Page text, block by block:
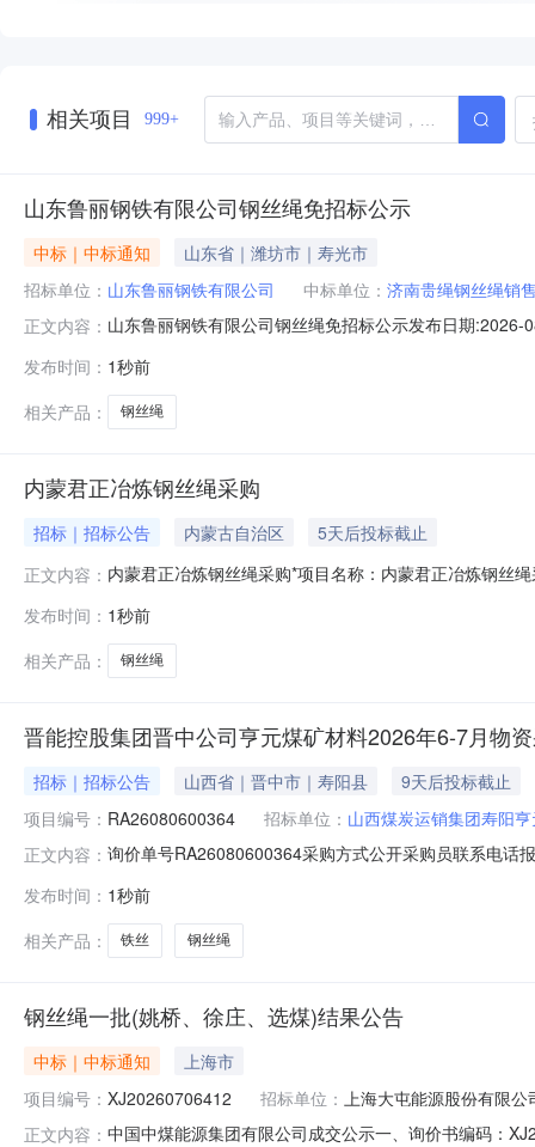
相关项目 999+
山东鲁丽钢铁有限公司钢丝绳免招标公示
中标｜中标通知
山东省｜潍坊市｜寿光市
招标单位： 山东鲁丽钢铁有限公司 中标单位： 济南贵绳钢丝绳销
正文内容： 山东鲁丽钢铁有限公司钢丝绳免招标公示发布日期
1870-φ30右交单价：11200元/吨数量：5吨
发布时间： 1秒前
相关产品：
钢丝绳
内蒙君正冶炼钢丝绳采购
招标｜招标公告 内蒙古自治区
5天后投标截止
正文内容： 内蒙君正冶炼钢丝绳采购*项目名称：内蒙君正冶炼钢丝
发布时间： 1秒前
相关产品：
钢丝绳
晋能控股集团晋中公司亨元煤矿材料2026年6-7月物
招标｜招标公告 山西省｜晋中市｜寿阳县
9天后投标截止
项目编号： RA26080600364 招标单位： 山西煤炭运销集团寿阳
正文内容： 询价单号RA26080600364采购方式公开采购员联系电话
10RA260204001946月份计划铁丝14#200.0㎏2026-09-
发布时间： 1秒前
相关产品：
铁丝 钢丝绳
钢丝绳一批(姚桥、徐庄、选煤)结果公告
中标｜中标通知
上海市
项目编号： XJ20260706412 招标单位： 上海大屯能源股份有限公
正文内容： 中国中煤能源集团有限公司成交公示一、询价书编码：